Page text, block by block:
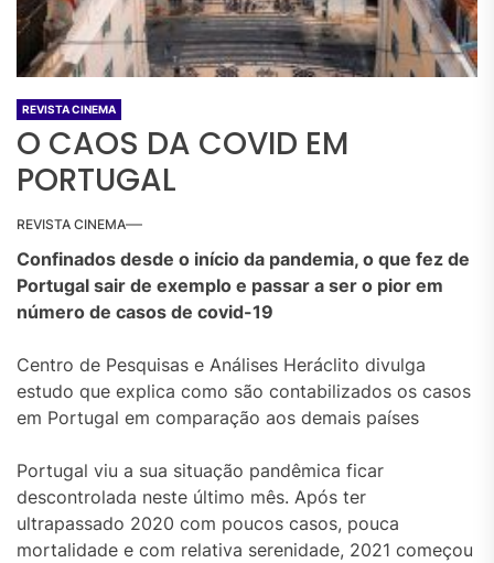
REVISTA CINEMA
O CAOS DA COVID EM
PORTUGAL
REVISTA CINEMA
Confinados desde o início da pandemia, o que fez de
Portugal sair de exemplo e passar a ser o pior em
número de casos de covid-19
Centro de Pesquisas e Análises Heráclito divulga
estudo que explica como são contabilizados os casos
em Portugal em comparação aos demais países
Portugal viu a sua situação pandêmica ficar
descontrolada neste último mês. Após ter
ultrapassado 2020 com poucos casos, pouca
mortalidade e com relativa serenidade, 2021 começou